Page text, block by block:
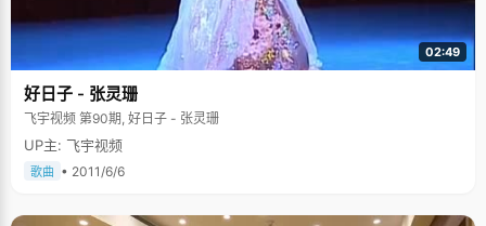
02:49
好日子 - 张灵珊
飞宇视频 第90期, 好日子 - 张灵珊
UP主: 飞宇视频
歌曲 • 2011/6/6